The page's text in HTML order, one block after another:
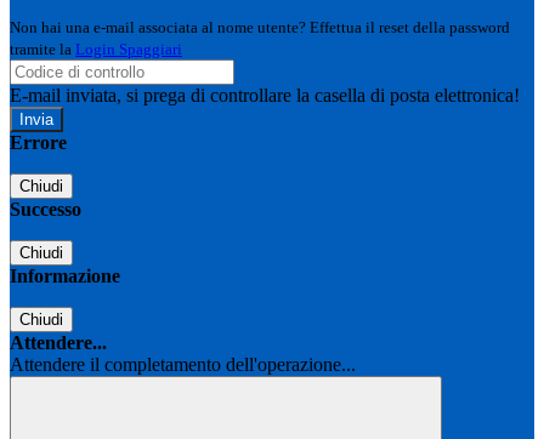
Non hai una e-mail associata al nome utente? Effettua il reset della password
tramite la Login Spaggiari
E-mail inviata, si prega di controllare la casella di posta elettronica!
Errore
Chiudi
Successo
Chiudi
Informazione
Chiudi
Attendere...
Attendere il completamento dell'operazione...